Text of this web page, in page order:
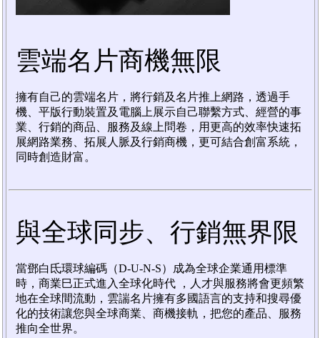
雲端名片商機無限
擁有自己的雲端名片，將行銷及名片推上網路，透過手
機、平版行動裝置及電腦上展示自己聯繫方式、經營的事
業、行銷的商品、服務及線上問卷，用更高的效率快速拓
展網路業務、拓展人脈及行銷商機，更可結合創富系統，
同時創造財富。
與全球同步、行銷無界限
當鄧白氐環球編碼（D-U-N-S）成為全球企業通用標準
時，商業巳正式進入全球化時代 ，人才與服務將會更頻繁
地在全球間流動，雲諯名片擁有多國語言的支持和搜尋優
化的技術讓您與全球商業、商機接軌，把您的產品、服務
推向全世界。